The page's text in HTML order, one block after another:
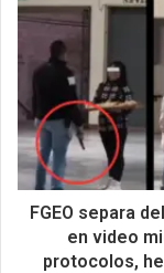
FGEO separa
en video
protocolos,